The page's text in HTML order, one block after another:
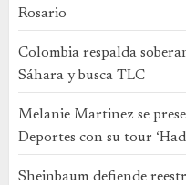
Rosario
Colombia respalda
Sáhara y busca TLC
Melanie Martinez se
Deportes con su tour
Sheinbaum defiende